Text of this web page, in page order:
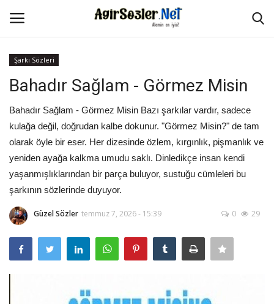
Anasayfa
İletişim
Aşk Sözleri
Şarkı Sözleri
Damar Sözler
Şarkı Sözleri
Bahadır Sağlam - Görmez Misin
Bahadır Sağlam - Görmez Misin Bazı şarkılar vardır, sadece
kulağa değil, doğrudan kalbe dokunur. "Görmez Misin?" de tam
olarak öyle bir eser. Her dizesinde özlem, kırgınlık, pişmanlık ve
yeniden ayağa kalkma umudu saklı. Dinledikçe insan kendi
yaşanmışlıklarından bir parça buluyor, sustuğu cümleleri bu
şarkının sözlerinde duyuyor.
Güzel Sözler temmuz 7, 2026 - 15:39 0 29